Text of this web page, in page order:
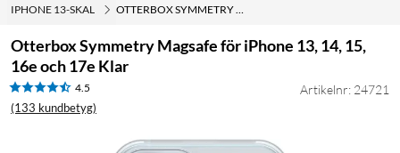
IPHONE 13-SKAL OTTERBOX SYMMETRY MAGSAFE FÖR IPHONE 13, 14, 15, 16E OCH 17E KLAR
Otterbox Symmetry Magsafe för iPhone 13, 14, 15,
16e och 17e Klar
4.5
(133 kundbetyg)
Artikelnr: 24721